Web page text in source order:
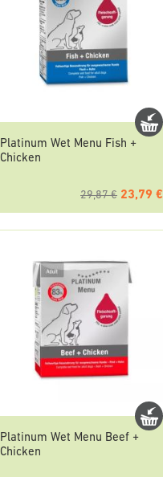
Platinum Wet Menu Fish +
Chicken
29,87 € 23,79 €
Platinum Wet Menu Beef +
Chicken